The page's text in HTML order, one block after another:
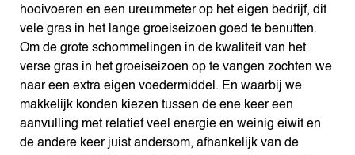
hooivoeren en een ureummeter op het eigen bedrijf, dit
vele gras in het lange groeiseizoen goed te benutten.
Om de grote schommelingen in de kwaliteit van het
verse gras in het groeiseizoen op te vangen zochten we
naar een extra eigen voedermiddel. En waarbij we
makkelijk konden kiezen tussen de ene keer een
aanvulling met relatief veel energie en weinig eiwit en
de andere keer juist andersom, afhankelijk van de